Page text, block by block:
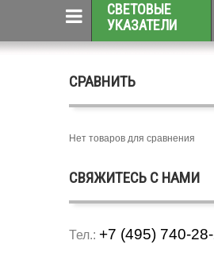
СВЕТОВЫЕ
УКАЗАТЕЛИ
СРАВНИТЬ
Нет товаров для сравнения
СВЯЖИТЕСЬ С НАМИ
Тел.: +7 (495) 740-